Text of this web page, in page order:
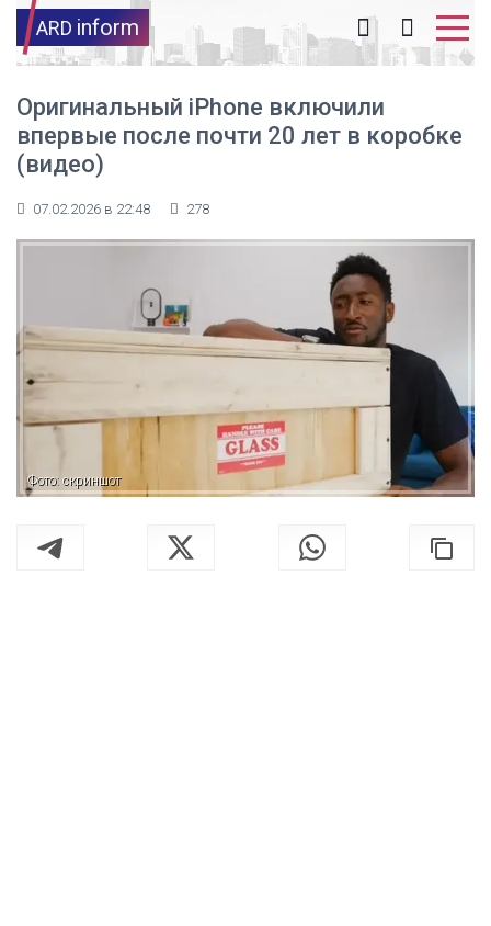
ARD inform
Оригинальный iPhone включили
впервые после почти 20 лет в коробке
(видео)
07.02.2026 в 22:48 278
Фото: скриншот